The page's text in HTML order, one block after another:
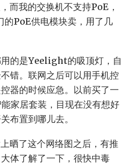
而我的交换机不支持PoE，
PoE供电模块卖，用了几
的是Yeelight的吸顶灯，自
错。联网之后可以用手机控
器的时候应急。以前买了一
家居套装，目现在没有想好
布置到哪儿去。
晒了这个网络图之后，有推
体了解了一下，很快中毒